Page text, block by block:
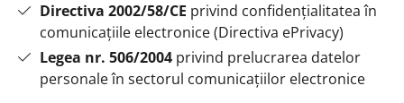
Directiva 2002/58/CE privind confidențialitatea în
comunicațiile electronice (Directiva ePrivacy)
Legea nr. 506/2004 privind prelucrarea datelor
personale în sectorul comunicațiilor electronice